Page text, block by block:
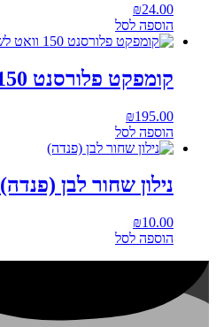
₪24.00
הוספה לסל
קומפקט פלורסנט 150 וואט לשלב הגדילה
₪195.00
הוספה לסל
נילון שחור לבן (פנדה)
₪10.00
הוספה לסל